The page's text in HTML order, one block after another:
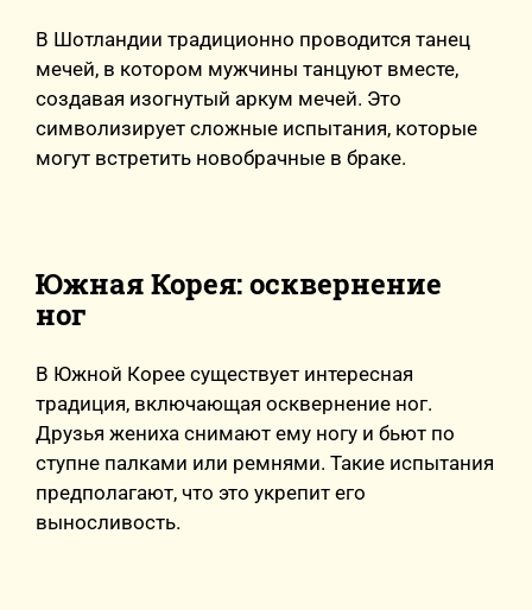
В Шотландии традиционно проводится танец
мечей, в котором мужчины танцуют вместе,
создавая изогнутый аркум мечей. Это
символизирует сложные испытания, которые
могут встретить новобрачные в браке.
Южная Корея: осквернение
ног
В Южной Корее существует интересная
традиция, включающая осквернение ног.
Друзья жениха снимают ему ногу и бьют по
ступне палками или ремнями. Такие испытания
предполагают, что это укрепит его
выносливость.